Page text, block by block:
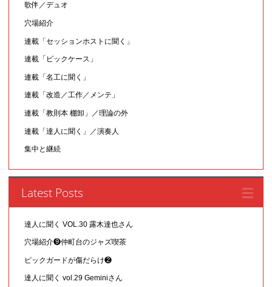
歌伴／デュオ
穴場紹介
連載「セッションホストに聞く」
連載「ピックケース」
連載「名工に聞く」
連載「改造／工作／メンテ」
連載「教則本 棚卸」／理論の外
連載「達人に聞く」／演奏人
集中と継続
Latest Posts
達人に聞く VOL.30 露木達也さん
穴場紹介❾仲町台のジャズ喫茶
ピックガードが傷だらけ❷
達人に聞く vol.29 Geminiさん